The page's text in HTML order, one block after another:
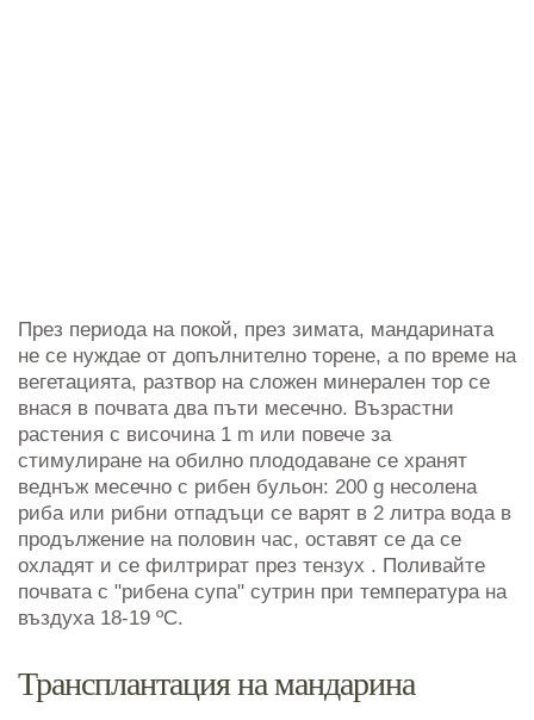
През периода на покой, през зимата, мандарината
не се нуждае от допълнително торене, а по време на
вегетацията, разтвор на сложен минерален тор се
внася в почвата два пъти месечно. Възрастни
растения с височина 1 m или повече за
стимулиране на обилно плододаване се хранят
веднъж месечно с рибен бульон: 200 g несолена
риба или рибни отпадъци се варят в 2 литра вода в
продължение на половин час, оставят се да се
охладят и се филтрират през тензух . Поливайте
почвата с "рибена супа" сутрин при температура на
въздуха 18-19 ºC.
Трансплантация на мандарина